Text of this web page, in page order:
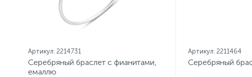
Артикул: 2214731
Серебряный браслет с фианитами,
емаллю
Артикул: 2211464
Серебряный